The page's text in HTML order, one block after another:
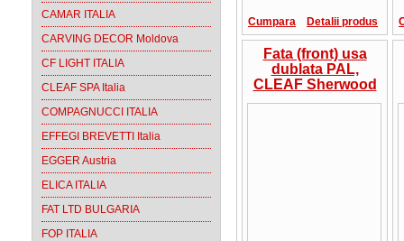
CAMAR ITALIA
CARVING DECOR Moldova
CF LIGHT ITALIA
CLEAF SPA Italia
COMPAGNUCCI ITALIA
EFFEGI BREVETTI Italia
EGGER Austria
ELICA ITALIA
FAT LTD BULGARIA
FOP ITALIA
Cumpara Detalii produs
Fata (front) usa
dublata PAL,
CLEAF Sherwood
B073 Bianco Total,